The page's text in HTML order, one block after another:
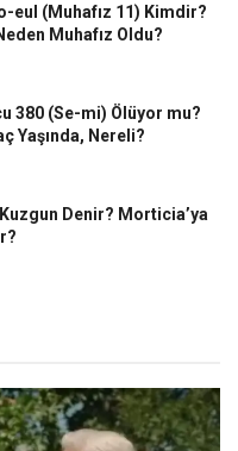
eul (Muhafız 11) Kimdir?
Muhafız Oldu?
380 (Se-mi) Ölüyor mu?
Yaşında, Nereli?
Denir? Morticia’ya